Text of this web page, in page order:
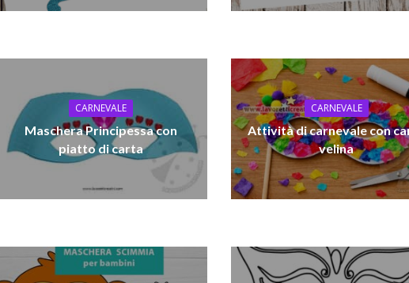
CARNEVALE
Maschera Principessa con
piatto di carta
CARNEVALE
Attività di carnevale con
velina